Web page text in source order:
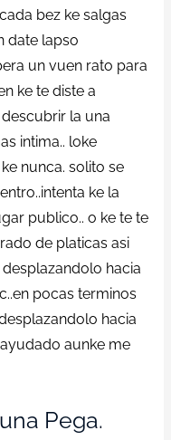
bez ke salgas
date lapso
un vuen rato para
ke te diste a
la una
intima.. loke
nunca. solito se
ke la
publico.. o ke te te
de platicas asi
hacia
pocas terminos
hacia
aunke me
Pega.